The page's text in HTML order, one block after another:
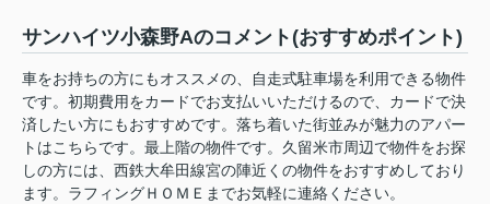
サンハイツ小森野Aのコメント(おすすめポイント)
車をお持ちの方にもオススメの、自走式駐車場を利用できる物件
です。初期費用をカードでお支払いいただけるので、カードで決
済したい方にもおすすめです。落ち着いた街並みが魅力のアパー
トはこちらです。最上階の物件です。久留米市周辺で物件をお探
しの方には、西鉄大牟田線宮の陣近くの物件をおすすめしており
ます。ラフィングＨＯＭＥまでお気軽に連絡ください。